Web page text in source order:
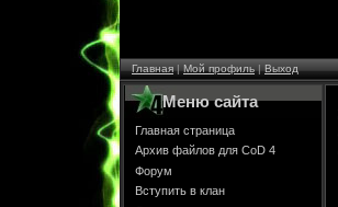
Главная|Мой профиль|Выход
Меню сайта
Главная страница
Архив файлов для CoD 4
Форум
Вступить в клан